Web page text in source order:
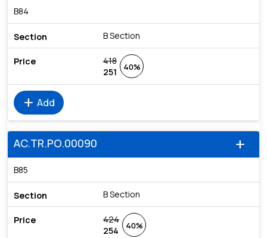
B84
B Section
418
251
40%
add Add
add
AC.TR.PO.00090
B85
B Section
424
254
40%